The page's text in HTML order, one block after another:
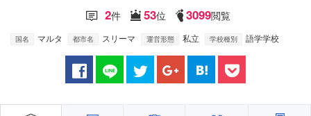
2件 53位 3099閲覧
国名 マルタ 都市名 スリーマ 運営形態 私立 学校種別 語学学校